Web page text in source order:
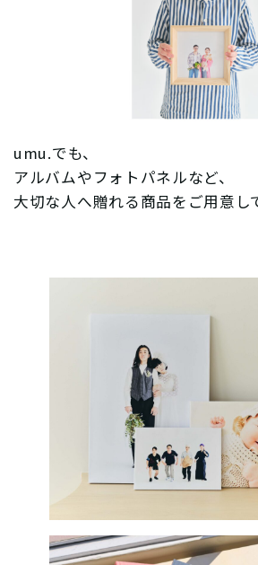
umu.でも、
アルバムやフォトパネルなど、
大切な人へ贈れる商品をご用意し